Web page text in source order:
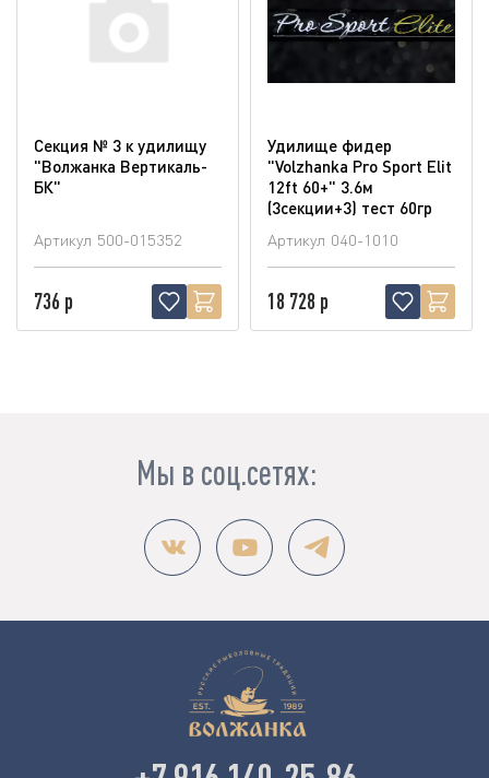
Секция № 3 к удилищу
"Волжанка Вертикаль-
БК"
Артикул 500-015352
736 р
Удилище фидер
"Volzhanka Pro Sport Elit
12ft 60+" 3.6м
(3секции+3) тест 60гр
Артикул 040-1010
18 728 р
Мы в соц.сетях: